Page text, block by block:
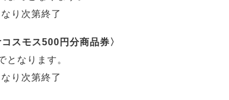
り次第終了
スモス500円分商品券〉
となります。
り次第終了